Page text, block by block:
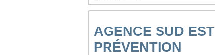
AGENCE SUD EST
PRÉVENTION